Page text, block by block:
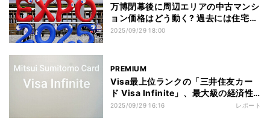
万博閉幕後に周辺エリアの中古マンシ
ョン価格はどう動く? 過去には住宅開
発で人気上昇
2025/09/29 18:00
PREMIUM
Visa最上位ランクの「三井住友カー
ド Visa Infinite」、最大級の経済性
とプレミアムサービスの全貌とは
2025/09/29 16:16 レポート